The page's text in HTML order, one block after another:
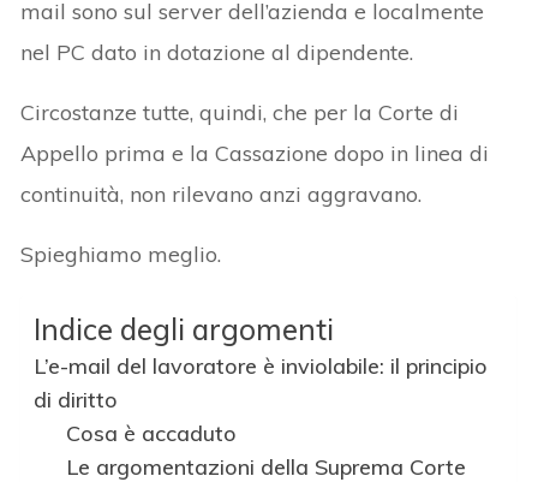
mail sono sul server dell’azienda e localmente
nel PC dato in dotazione al dipendente.
Circostanze tutte, quindi, che per la Corte di
Appello prima e la Cassazione dopo in linea di
continuità, non rilevano anzi aggravano.
Spieghiamo meglio.
Indice degli argomenti
L’e-mail del lavoratore è inviolabile: il principio
di diritto
Cosa è accaduto
Le argomentazioni della Suprema Corte